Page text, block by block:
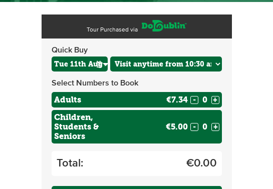
Tour Purchased via
Quick Buy
Select Numbers to Book
Adults €7.34 - +
Children,
Students &
Seniors
€5.00 - +
Total: €0.00